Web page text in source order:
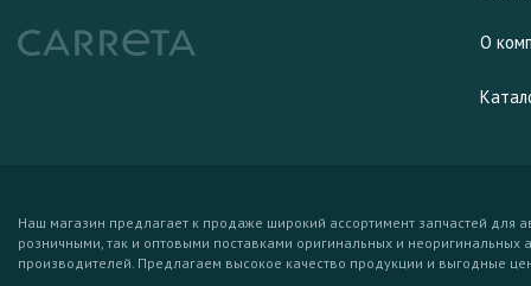
О
Наш магазин предлагает к продаже широкий ассортимент запчастей для
розничными, так и оптовыми поставками оригинальных и неоригинальных
производителей. Предлагаем высокое качество продукции и выгодные